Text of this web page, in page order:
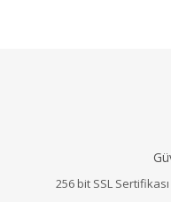
256 bit SSL